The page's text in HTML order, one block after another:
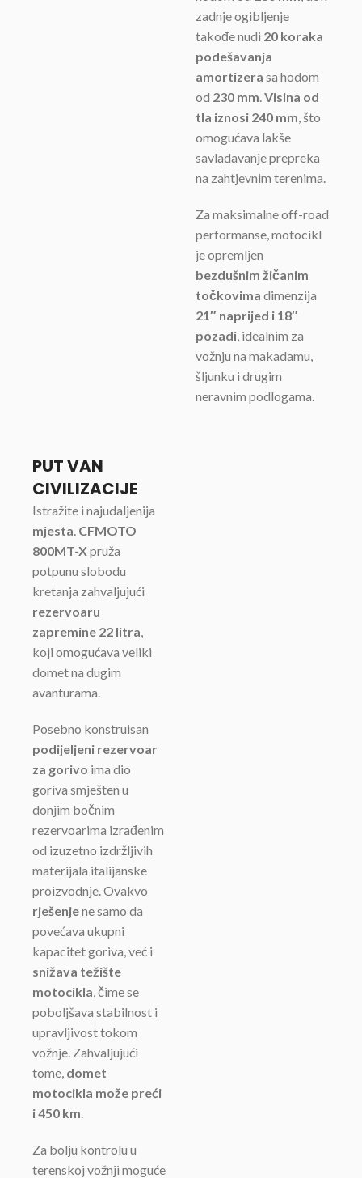
zadnje ogibljenje
takođe nudi 20 koraka
podešavanja
amortizera sa hodom
od 230 mm .Visina od
tla iznosi 240 mm , što
omogućava lakše
savladavanje prepreka
na zahtjevnim terenima.
Za maksimalne off-road
performanse, motocikl
je opremljen
bezdušnim žičanim
točkovima dimenzija
21″ naprijed i 18″
pozadi , idealnim za
vožnju na makadamu,
šljunku i drugim
neravnim podlogama.
PUT VAN
CIVILIZACIJE
Istražite i najudaljenija
mjesta CFMOTO
800MT-Xpruža
potpunu slobodu
kretanja zahvaljujući
rezervoaru
zapremine 22 litra
koji omogućava veliki
domet na dugim
avanturama.
Posebno konstruisan
podijeljeni rezervoar
za gorivo ima dio
goriva smješten u
donjim bočnim
rezervoarima izrađenim
od izuzetno izdržljivih
materijala italijanske
proizvodnje. Ovakvo
rješenjene samo da
povećava ukupni
kapacitet goriva, već i
snižava težište
motocikla , čime se
poboljšava stabilnost i
upravljivost tokom
vožnje. Zahvaljujući
tome, domet
motocikla može preći
i 450 km
Za bolju kontrolu u
terenskoj vožnji moguće